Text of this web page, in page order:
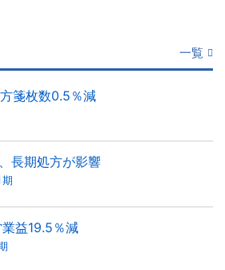
一覧
箋枚数0.5％減
長期処方が影響
益19.5％減